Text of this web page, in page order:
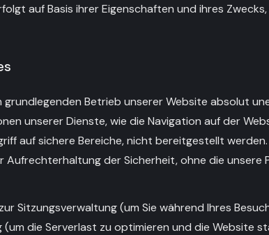
auf Basis ihrer Eigenschaften und ihres Zwecks,
grundlegenden Betrieb unserer Website absolut
unserer Dienste, wie die Navigation auf der
auf sichere Bereiche, nicht bereitgestellt
Aufrechterhaltung der Sicherheit, ohne die unsere
Sitzungsverwaltung (um Sie während Ihres
die Serverlast zu optimieren und die Website